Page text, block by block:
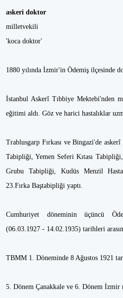
askeri doktor
milletvekili
'koca doktor'
1880 yılında İzmir'in Ödemiş ilçesinde
İstanbul Askerî Tıbbiye Mektebi'nden
eğitimi aldı. Göz ve harici hastalıklar
Trablusgarp Fırkası ve Bingazi'de
Tabipliği, Yemen Seferi Kıtası
Grubu Tabipliği, Kudüs Menzil
23.Fırka Baştabipliği yaptı.
Cumhuriyet döneminin üçüncü
(06.03.1927 - 14.02.1935) tarihleri
TBMM 1. Döneminde 8 Ağustos 1921
5. Dönem Çanakkale ve 6. Dönem